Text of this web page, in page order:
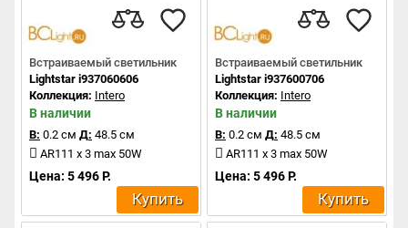
Встраиваемый светильник
Lightstar i937060606
Коллекция: Intero
В наличии
В: 0.2 см Д: 48.5 см
AR111 x 3 max 50W
Цена: 5 496 Р.
Купить
Встраиваемый светильник
Lightstar i937600706
Коллекция: Intero
В наличии
В: 0.2 см Д: 48.5 см
AR111 x 3 max 50W
Цена: 5 496 Р.
Купить